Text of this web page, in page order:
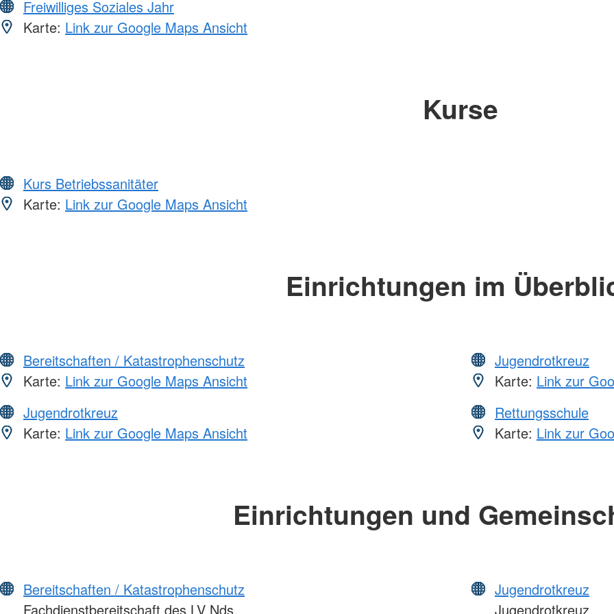
Freiwilliges Soziales Jahr
Karte: Link zur Google Maps Ansicht
Kurse
Kurs Betriebssanitäter
Karte: Link zur Google Maps Ansicht
Einrichtungen im
Bereitschaften / Katastrophenschutz
Karte: Link zur Google Maps Ansicht
Jugendrotkreuz
Karte: Link zur Google Maps Ansicht
Jugendrotkreuz
Karte: Link zur
Rettungsschule
Karte: Link zur
Einrichtungen und
Bereitschaften / Katastrophenschutz
Fachdienstbereitschaft des LV Nds.
Jugendrotkreuz
Jugendrotkreuz